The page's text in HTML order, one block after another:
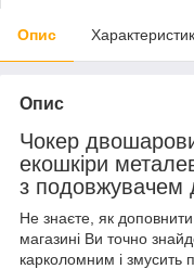
Опис
Опис
Чокер
екошкіри
з подовжувачем
Не знаєте, як
магазині Ви точно
карколомним і змусить